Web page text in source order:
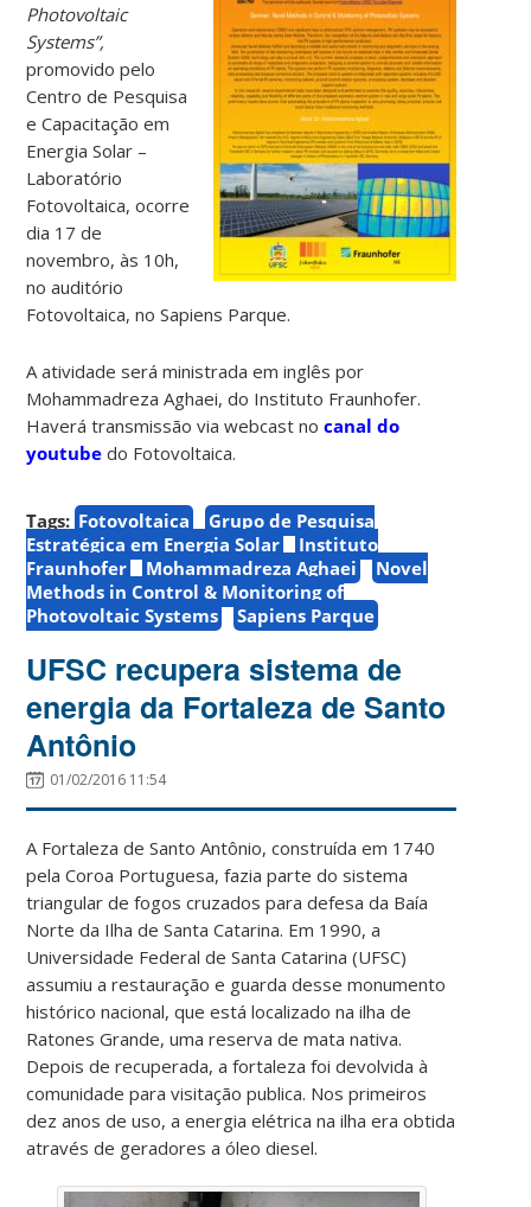
Photovoltaic
Systems”,
promovido pelo
Centro de Pesquisa
e Capacitação em
Energia Solar –
Laboratório
Fotovoltaica, ocorre
dia 17 de
novembro, às 10h,
no auditório
Fotovoltaica, no Sapiens Parque.
A atividade será ministrada em inglês por
Mohammadreza Aghaei, do Instituto Fraunhofer.
Haverá transmissão via webcast nocanal do
youtube do Fotovoltaica.
Tags: Fotovoltaica
Grupo de Pesquisa
Estratégica em Energia Solar
Instituto
Fraunhofer
Mohammadreza Aghaei
Novel
Methods in Control & Monitoring of
Photovoltaic Systems
Sapiens Parque
UFSC recupera sistema de
energia da Fortaleza de Santo
Antônio
01/02/2016 11:54
A Fortaleza de Santo Antônio, construída em 1740
pela Coroa Portuguesa, fazia parte do sistema
triangular de fogos cruzados para defesa da Baía
Norte da Ilha de Santa Catarina. Em 1990, a
Universidade Federal de Santa Catarina (UFSC)
assumiu a restauração e guarda desse monumento
histórico nacional, que está localizado na ilha de
Ratones Grande, uma reserva de mata nativa.
Depois de recuperada, a fortaleza foi devolvida à
comunidade para visitação publica. Nos primeiros
dez anos de uso, a energia elétrica na ilha era obtida
através de geradores a óleo diesel.